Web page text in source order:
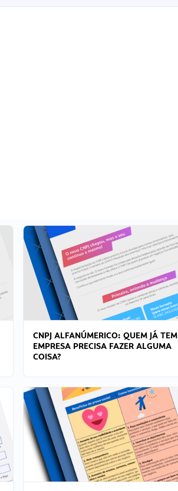
CNPJ ALFANÚMERICO: QUEM JÁ TEM
EMPRESA PRECISA FAZER ALGUMA
COISA?